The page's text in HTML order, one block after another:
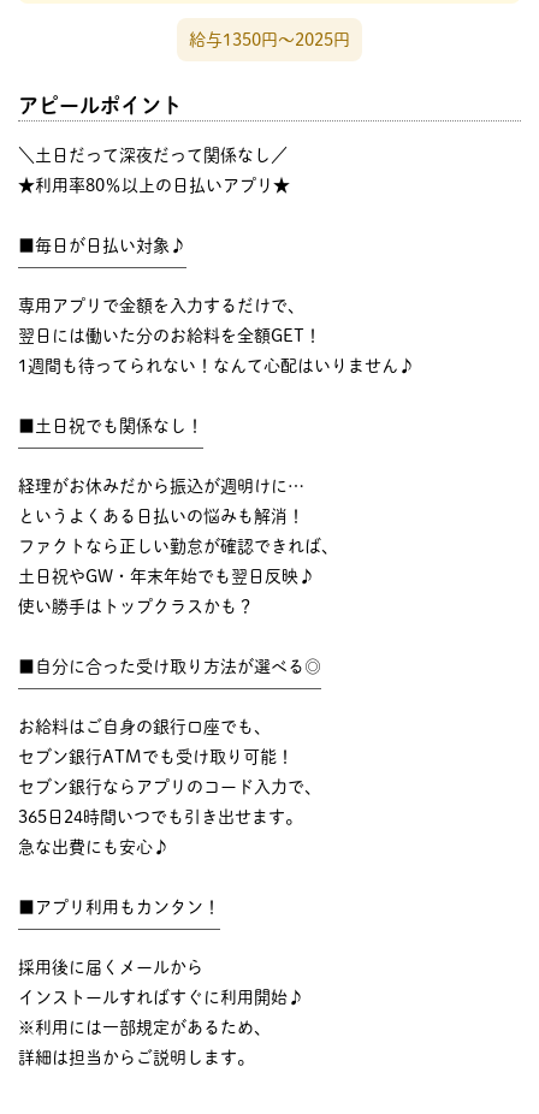
給与1350円〜2025円
アピールポイント
＼土日だって深夜だって関係なし／
★利用率80％以上の日払いアプリ★
■毎日が日払い対象♪
専用アプリで金額を入力するだけで、
翌日には働いた分のお給料を全額GET！
1週間も待ってられない！なんて心配はいりません♪
■土日祝でも関係なし！
経理がお休みだから振込が週明けに…
というよくある日払いの悩みも解消！
ファクトなら正しい勤怠が確認できれば、
土日祝やGW・年末年始でも翌日反映♪
使い勝手はトップクラスかも？
■自分に合った受け取り方法が選べる◎
お給料はご自身の銀行口座でも、
セブン銀行ATMでも受け取り可能！
セブン銀行ならアプリのコード入力で、
365日24時間いつでも引き出せます。
急な出費にも安心♪
■アプリ利用もカンタン！
採用後に届くメールから
インストールすればすぐに利用開始♪
※利用には一部規定があるため、
詳細は担当からご説明します。